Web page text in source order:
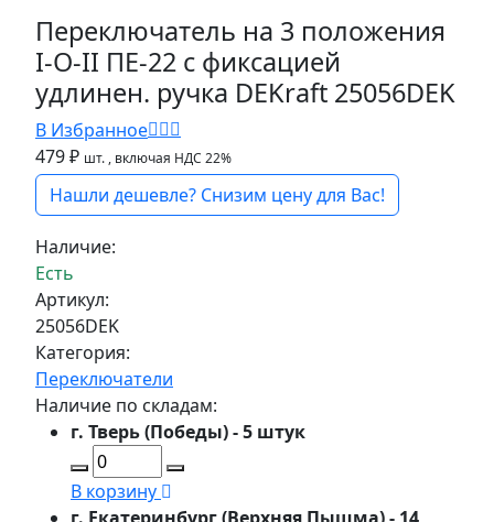
Переключатель на 3 положения
I-O-II ПЕ-22 с фиксацией
удлинен. ручка DEKraft 25056DEK
В Избранное
479 ₽ шт. , включая НДС 22%
Нашли дешевле? Снизим цену для Вас!
Наличие:
Есть
Артикул:
25056DEK
Категория:
Переключатели
Наличие по складам:
г. Тверь (Победы) - 5 штук
В корзину